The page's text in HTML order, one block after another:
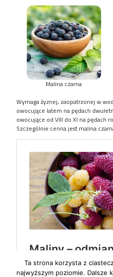
Malina czarna
Wymaga żyznej, zaopatrzonej w
owocujące latem na pędach
owocujące od VIII do XI na pędach
Szczególnie cenna jest malina
Ta strona korzysta z
najwyższym poziomie. Dalsze